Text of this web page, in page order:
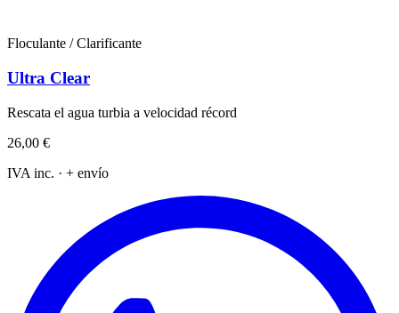
Floculante / Clarificante
Ultra Clear
Rescata el agua turbia a velocidad récord
26,00 €
IVA inc. · + envío